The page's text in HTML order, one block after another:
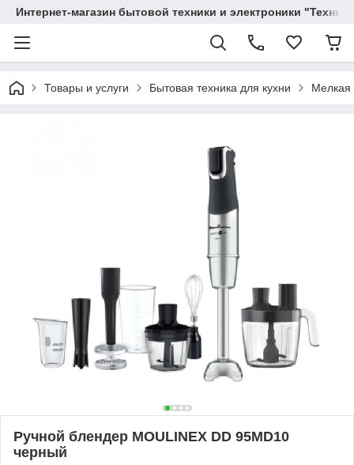
Интернет-магазин бытовой техники и электроники
Товары и услуги Бытовая техника для кухни Мелкая
Ручной блендер MOULINEX DD 95MD10
черный